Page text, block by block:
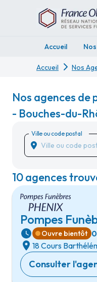
Accueil
Accueil Nos
Nos agences de
- Bouches-du-
Ville ou code postal
10 agences
Pompes
Ouvre bientôt
18 Cours
Consulter